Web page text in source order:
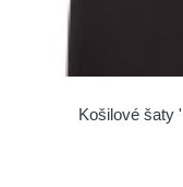
Košilové šaty